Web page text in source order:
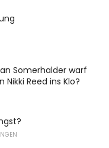
Somerhalder warf
Reed ins Klo?